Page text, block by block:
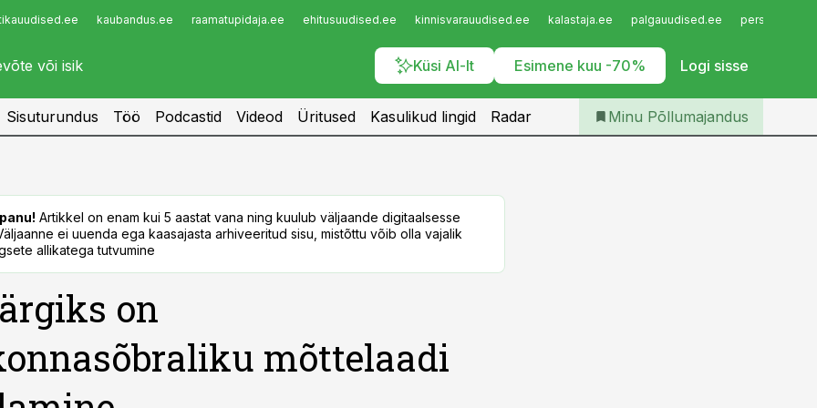
kaubandus.ee raamatupidaja.ee ehitusuudised.ee kinnisvarauudised.ee kalastaja.ee palgauudised.ee
Küsi AI-lt Esimene kuu -70% Logi sisse
Infopank
Iseteenindus
Telli Põllumajandus
Sisuturundus Töö Podcastid Videod Üritused Kasulikud lingid Radar Minu Põllumajandus
Artikkel on enam kui 5 aastat vana ning kuulub väljaande digitaalsesse
ei uuenda ega kaasajasta arhiveeritud sisu, mistõttu võib olla vajalik
allikatega tutvumine
on
mõttelaadi